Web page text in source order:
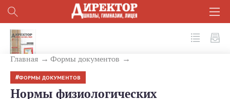
Главная Формы документов
ФОРМЫ ДОКУМЕНТОВ
Нормы физиологических